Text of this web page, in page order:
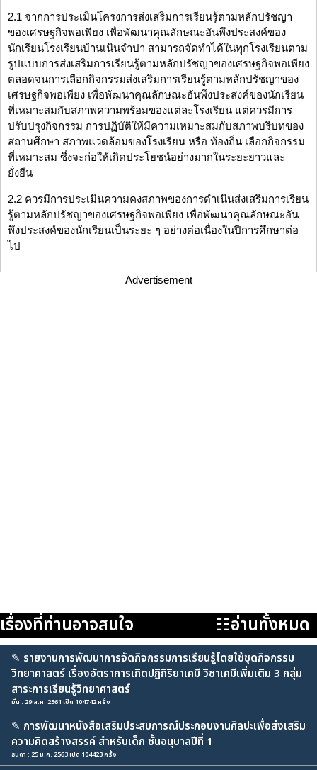
2.1 จากการประเมินโครงการส่งเสริมการเรียนรู้ตามหลักปรัชญา
ของเศรษฐกิจพอเพียง เพื่อพัฒนาคุณลักษณะอันพึงประสงค์ของ
นักเรียนโรงเรียนบ้านเนินจำปา สามารถจัดทำได้ในทุกโรงเรียนตาม
รูปแบบการส่งเสริมการเรียนรู้ตามหลักปรัชญาของเศรษฐกิจพอเพียง
ตลอดจนการเลือกกิจกรรมส่งเสริมการเรียนรู้ตามหลักปรัชญาของ
เศรษฐกิจพอเพียง เพื่อพัฒนาคุณลักษณะอันพึงประสงค์ของนักเรียน
ที่เหมาะสมกับสภาพความพร้อมของแต่ละโรงเรียน แต่ควรมีการ
ปรับปรุงกิจกรรม การปฏิบัติให้มีความเหมาะสมกับสภาพบริบทของ
สถานศึกษา สภาพแวดล้อมของโรงเรียน หรือ ท้องถิ่น เลือกกิจกรรม
ที่เหมาะสม ซึ่งจะก่อให้เกิดประโยชน์อย่างมากในระยะยาวและ
ยั่งยืน
2.2 ควรมีการประเมินความคงสภาพของการดำเนินส่งเสริมการเรียน
รู้ตามหลักปรัชญาของเศรษฐกิจพอเพียง เพื่อพัฒนาคุณลักษณะอัน
พึงประสงค์ของนักเรียนเป็นระยะ ๆ อย่างต่อเนื่องในปีการศึกษาต่อ
ไป
Advertisement
เรื่องที่ท่านอาจสนใจ ☷อ่านทั้งหมด
✎ รายงานการพัฒนาการจัดกิจกรรมการเรียนรู้โดยใช้ชุดกิจกรรม
วิทยาศาสตร์ เรื่องอัตราการเกิดปฏิกิริยาเคมี วิชาเคมีเพิ่มเติม 3 กลุ่ม
สาระการเรียนรู้วิทยาศาสตร์
มีน : 29 ส.ค. 2561 เปิด 104742 ครั้ง
✎ การพัฒนาหนังสือเสริมประสบการณ์ประกอบงานศิลปะเพื่อส่งเสริม
ความคิดสร้างสรรค์ สำหรับเด็ก ชั้นอนุบาลปีที่ 1
ธนิดา : 25 ม.ค. 2563 เปิด 104423 ครั้ง